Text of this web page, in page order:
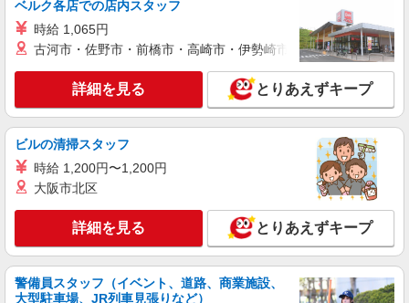
派遣社員
パーソルテンプスタッフ株式会社 中部コーディネートセンター二課
（岡崎）/26-0531172
［土日祝休みも相談OK］歴史の長い商社にて
営業アシスタント｜北岡崎エリア
時給1550円
愛知県岡崎市／最寄駅：北岡崎駅、東岡崎駅
【岡崎市井田南町】豊田市方面からもアクセスし
やすいエリアです ≪車通勤可≫
キープ 詳細を見る
紹介予定派遣
パーソルテンプスタッフ株式会社 中部コーディネートセンター二課
（岡崎）/26-0456760
≪長期×安定できる好条件☆≫ 社員のみなさ
ベルク各店での店内スタッフ
時給 1,065円
古河市・佐野市・前橋市・高崎市・伊勢崎市・太田市・館林市
詳細を見る とりあえずキープ
ビルの清掃スタッフ
時給 1,200円〜1,200円
大阪市北区
詳細を見る とりあえずキープ
警備員スタッフ（イベント、道路、商業施設、
大型駐車場、JR列車見張りなど）